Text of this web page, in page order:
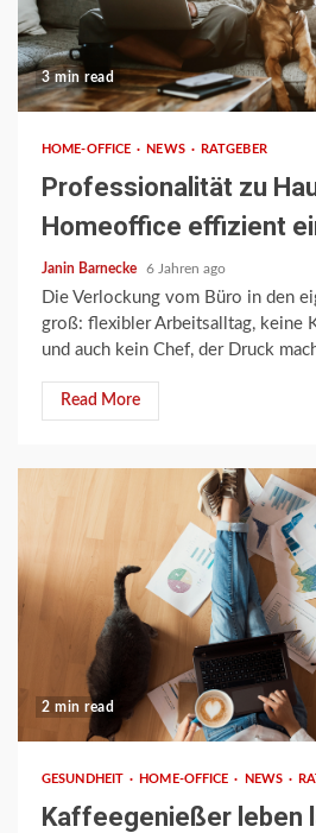
3 min read
HOME-OFFICE NEWS RATGEBER
Professionalität zu
Homeoffice effizient
Janin Barnecke 6 Jahren ago
Die Verlockung vom Büro in den
groß: flexibler Arbeitsalltag, keine
und auch kein Chef, der Druck
Read More
2 min read
GESUNDHEIT HOME-OFFICE NEWS
Kaffeegenießer leben